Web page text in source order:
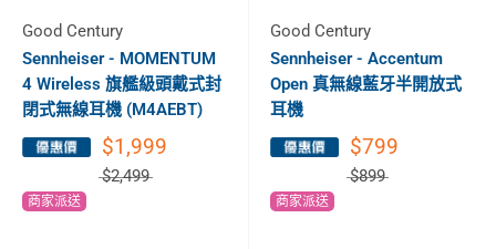
Good Century
Sennheiser - MOMENTUM
4 Wireless 旗艦級頭戴式封
閉式無線耳機 (M4AEBT)
$1,999
$2,499
商家派送
Good Century
Sennheiser - Accentum
Open 真無線藍牙半開放式
耳機
$799
$899
商家派送